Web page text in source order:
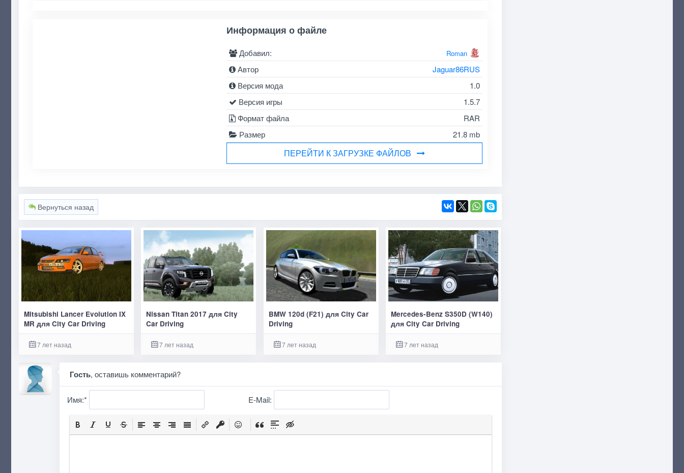
Информация о файле
Добавил: Roman
Автор
Jaguar86RUS
Версия мода
1.0
Версия игры
1.5.7
Формат файла
RAR
Размер
21.8 mb
ПЕРЕЙТИ К ЗАГРУЗКЕ ФАЙЛОВ
Вернуться назад
Mitsubishi Lancer Evolution IX
MR для City Car Driving
7 лет назад
Nissan Titan 2017 для City
Car Driving
7 лет назад
BMW 120d (F21) для City Car
Driving
7 лет назад
Mercedes-Benz S350D (W140)
для City Car Driving
7 лет назад
Гость, оставишь комментарий?
Имя:* E-Mail: